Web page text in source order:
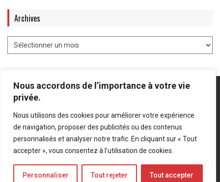
Nous accordons de l’importance à votre vie
privée.
Nous utilisons des cookies pour améliorer votre expérience
de navigation, proposer des publicités ou des contenus
personnalisés et analyser notre trafic. En cliquant sur « Tout
accepter », vous consentez à l’utilisation de cookies.
Personnaliser Tout rejeter Tout accepter
Archives
Mentions légales Politique de confidentialité
Bluesky
LinkedIn
Twitter